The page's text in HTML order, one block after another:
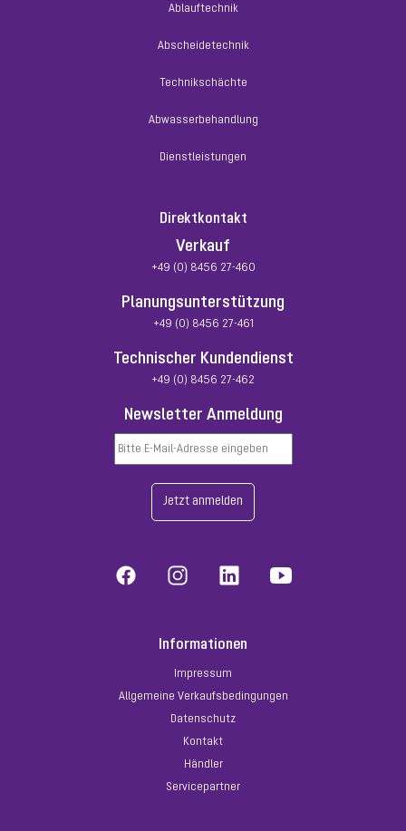
Ablauftechnik
Abscheidetechnik
Technikschächte
Abwasserbehandlung
Dienstleistungen
Direktkontakt
Verkauf
+49 (0) 8456 27-460
Planungsunterstützung
+49 (0) 8456 27-461
Technischer Kundendienst
+49 (0) 8456 27-462
Newsletter Anmeldung
Jetzt anmelden
Informationen
Impressum
Allgemeine Verkaufsbedingungen
Datenschutz
Kontakt
Händler
Servicepartner